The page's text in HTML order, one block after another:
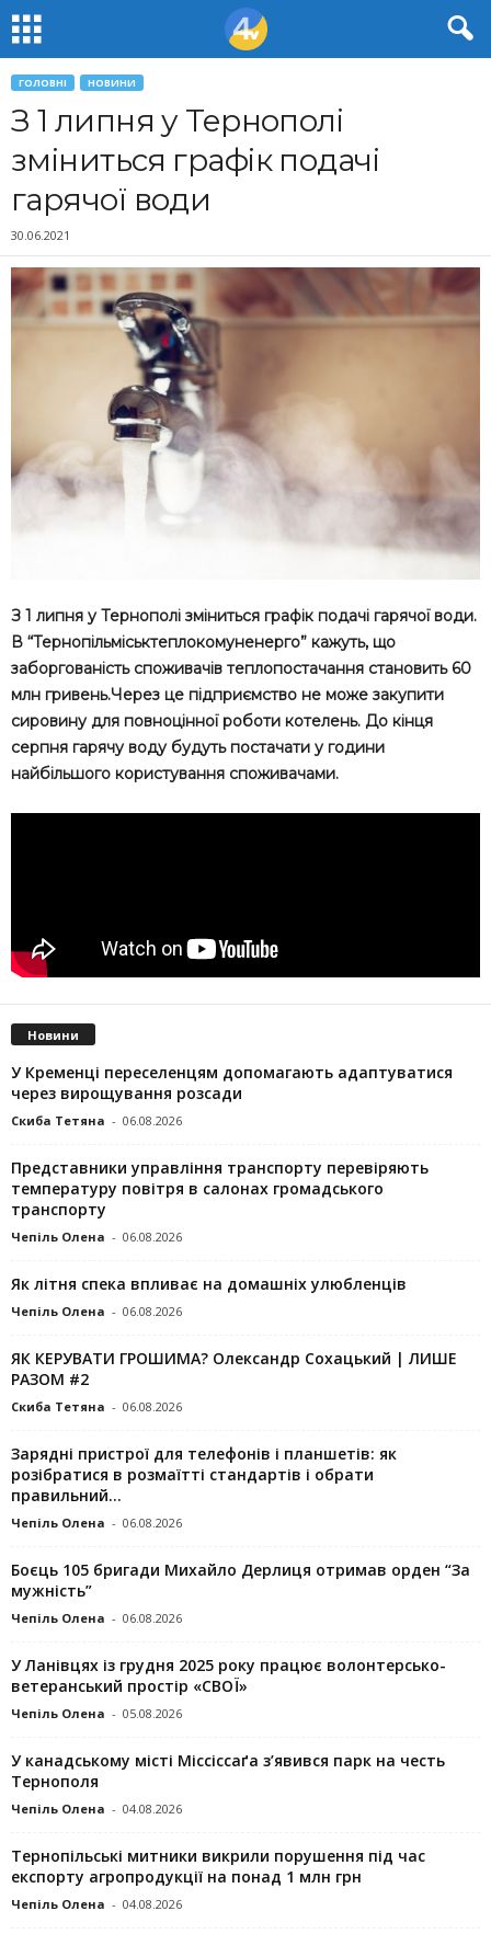
ГОЛОВНІ НОВИНИ
З 1 липня у Тернополі
зміниться графік подачі
гарячої води
30.06.2021
З 1 липня у Тернополі зміниться графік подачі гарячої води.
В “Тернопільміськтеплокомуненерго” кажуть, що
заборгованість споживачів теплопостачання становить 60
млн гривень.Через це підприємство не може закупити
сировину для повноцінної роботи котелень. До кінця
серпня гарячу воду будуть постачати у години
найбільшого користування споживачами.
Новини
У Кременці переселенцям допомагають адаптуватися
через вирощування розсади
Скиба Тетяна - 06.08.2026
Представники управління транспорту перевіряють
температуру повітря в салонах громадського
транспорту
Чепіль Олена - 06.08.2026
Як літня спека впливає на домашніх улюбленців
Чепіль Олена - 06.08.2026
ЯК КЕРУВАТИ ГРОШИМА? Олександр Сохацький | ЛИШЕ
РАЗОМ #2
Скиба Тетяна - 06.08.2026
Зарядні пристрої для телефонів і планшетів: як
розібратися в розмаїтті стандартів і обрати
правильний...
Чепіль Олена - 06.08.2026
Боєць 105 бригади Михайло Дерлиця отримав орден “За
мужність”
Чепіль Олена - 06.08.2026
У Ланівцях із грудня 2025 року працює волонтерсько-
ветеранський простір «СВОЇ»
Чепіль Олена - 05.08.2026
У канадському місті Міссіссаґа з’явився парк на честь
Тернополя
Чепіль Олена - 04.08.2026
Тернопільські митники викрили порушення під час
експорту агропродукції на понад 1 млн грн
Чепіль Олена - 04.08.2026